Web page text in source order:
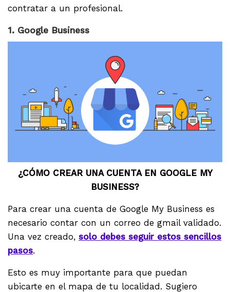
contratar a un profesional.
1. Google Business
¿CÓMO CREAR UNA CUENTA EN GOOGLE MY
BUSINESS?
Para crear una cuenta de Google My Business es
necesario contar con un correo de gmail validado.
Una vez creado, solo debes seguir estos sencillos
pasos.
Esto es muy importante para que puedan
ubicarte en el mapa de tu localidad. Sugiero